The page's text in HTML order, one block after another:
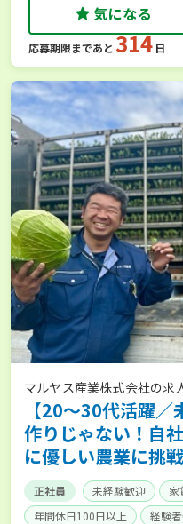
気になる
応募期限まであと 314 日
マルヤス産業株式会社の求
【20～30代活躍
作りじゃない！自
に優しい農業に挑
正社員 未経験歓迎 家
年間休日100日以上
経験